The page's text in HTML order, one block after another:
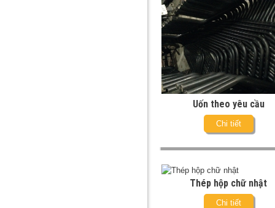
Uốn theo yêu cầu
Chi tiết
Thép hộp chữ nhật
Chi tiết